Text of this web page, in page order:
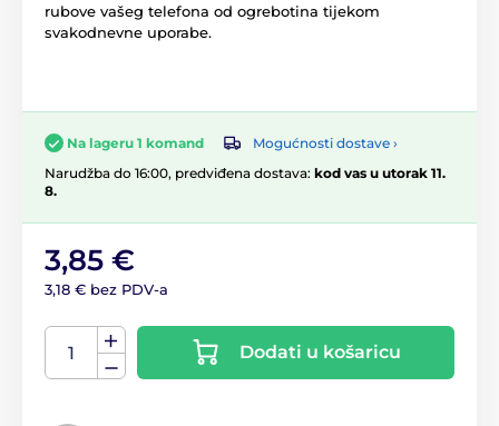
rubove vašeg telefona od ogrebotina tijekom
svakodnevne uporabe.
Na lageru 1 komand
Mogućnosti dostave ›
Narudžba do 16:00, predviđena dostava: kod vas u utorak 11.
8.
3,85 €
3,18 € bez PDV-a
Dodati u košaricu